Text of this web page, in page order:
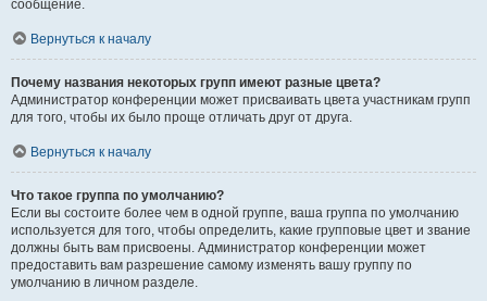
сообщение.
Вернуться к началу
Почему названия некоторых групп имеют разные цвета?
Администратор конференции может присваивать цвета участникам групп
для того, чтобы их было проще отличать друг от друга.
Вернуться к началу
Что такое группа по умолчанию?
Если вы состоите более чем в одной группе, ваша группа по умолчанию
используется для того, чтобы определить, какие групповые цвет и звание
должны быть вам присвоены. Администратор конференции может
предоставить вам разрешение самому изменять вашу группу по
умолчанию в личном разделе.